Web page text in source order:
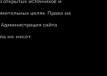
источников и
целях. Права на
сайта
не несет.